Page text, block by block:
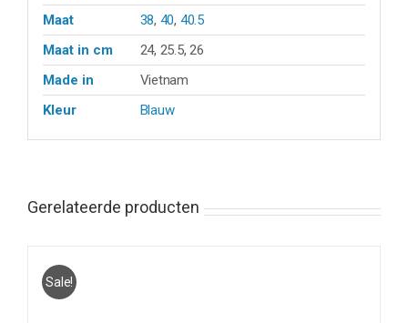
Maat
38, 40, 40.5
Maat in cm
24, 25.5, 26
Made in
Vietnam
Kleur
Blauw
Gerelateerde producten
Sale!